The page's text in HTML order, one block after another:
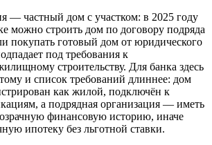
— частный дом с участком: в 2025 году
можно строить дом по договору подряда
покупать готовый дом от юридического
под требования к
строительству. Для банка здесь
и список требований длиннее: дом
как жилой, подключён к
а подрядная организация — иметь
финансовую историю, иначе
ипотеку без льготной ставки.